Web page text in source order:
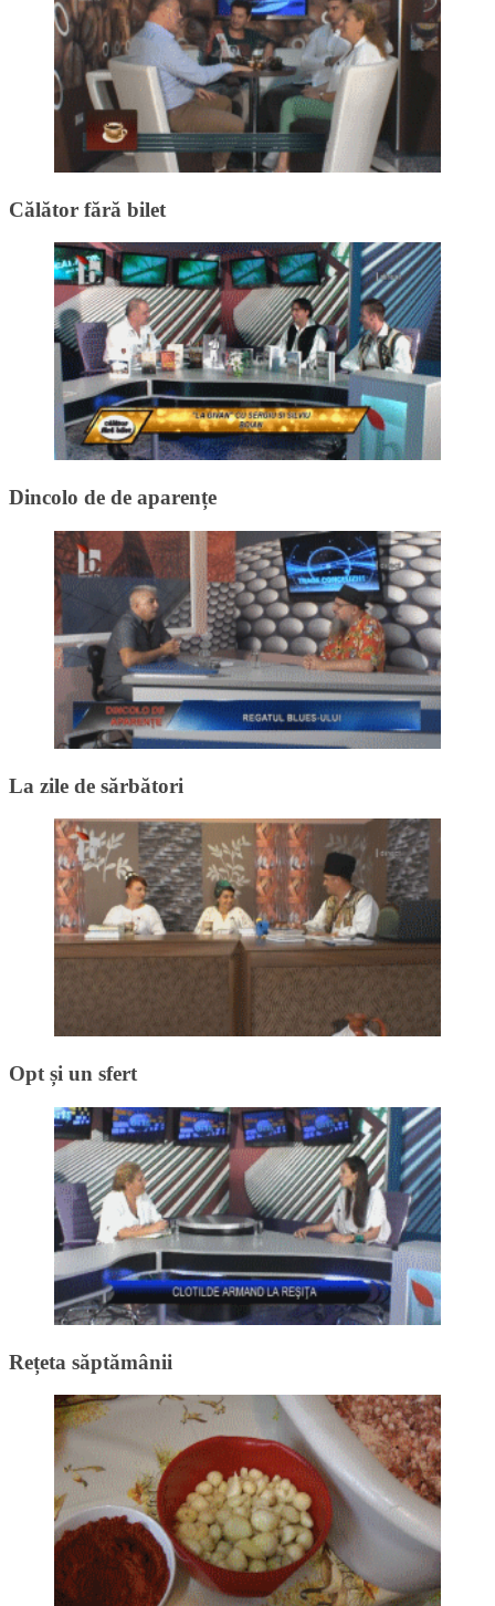
Călător fără bilet
Dincolo de de aparențe
La zile de sărbători
Opt și un sfert
Rețeta săptămânii